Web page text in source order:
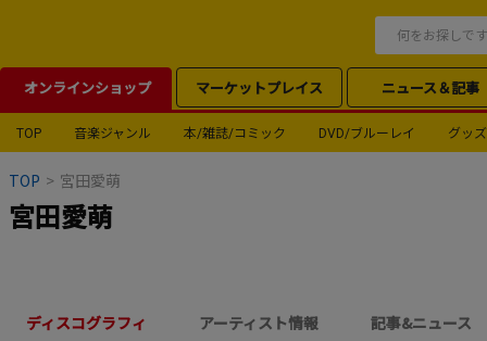
オンラインショップ マーケットプレイス ニュース＆記事
TOP 音楽ジャンル 本/雑誌/コミック DVD/ブルーレイ グッズ
TOP > 宮田愛萌
宮田愛萌
ディスコグラフィ アーティスト情報 記事&ニュース